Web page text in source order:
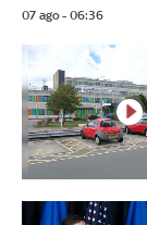
07 ago - 06:36